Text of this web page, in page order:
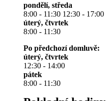
pondělí, středa
8:00 - 11:30 12:30 - 17:00
úterý, čtvrtek
8:00 - 11:30
Po předchozí domluvě:
úterý, čtvrtek
12:30 - 14:00
pátek
8:00 - 11:30